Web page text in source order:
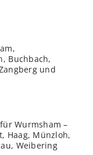
, Buchbach,
und
Wurmsham –
Haag, Münzloh,
Weibering